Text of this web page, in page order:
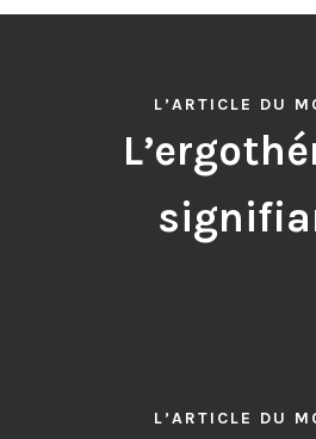
L’ARTICLE DU
L’ARTICLE DU